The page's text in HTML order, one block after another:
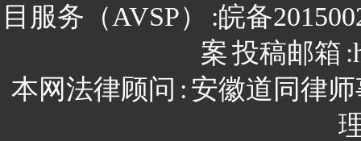
目服务（AVSP）
:皖备
案投稿邮箱
本网法律顾问 : 安徽道同律